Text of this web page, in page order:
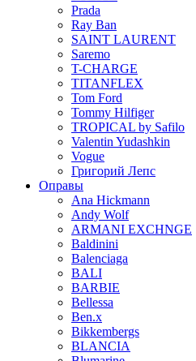
Prada
Ray Ban
SAINT LAURENT
Saremo
T-CHARGE
TITANFLEX
Tom Ford
Tommy Hilfiger
TROPICAL by Safilo
Valentin Yudashkin
Vogue
Григорий Лепс
Оправы
Ana Hickmann
Andy Wolf
ARMANI EXCHNGE
Baldinini
Balenciaga
BALI
BARBIE
Bellessa
Ben.x
Bikkembergs
BLANCIA